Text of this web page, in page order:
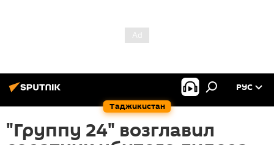
Таджикистан
РУС
"Группу 24" возглавил